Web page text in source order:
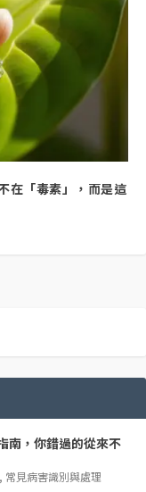
在「毒素」，而是這
南，你錯過的從來不
, 常見病害識別與處理